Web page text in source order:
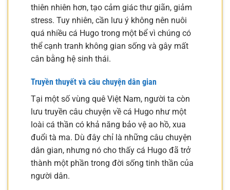
thiên nhiên hơn, tạo cảm giác thư giãn, giảm
stress. Tuy nhiên, cần lưu ý không nên nuôi
quá nhiều cá Hugo trong một bể vì chúng có
thể cạnh tranh không gian sống và gây mất
cân bằng hệ sinh thái.
Truyền thuyết và câu chuyện dân gian
Tại một số vùng quê Việt Nam, người ta còn
lưu truyền câu chuyện về cá Hugo như một
loài cá thần có khả năng bảo vệ ao hồ, xua
đuổi tà ma. Dù đây chỉ là những câu chuyện
dân gian, nhưng nó cho thấy cá Hugo đã trở
thành một phần trong đời sống tinh thần của
người dân.